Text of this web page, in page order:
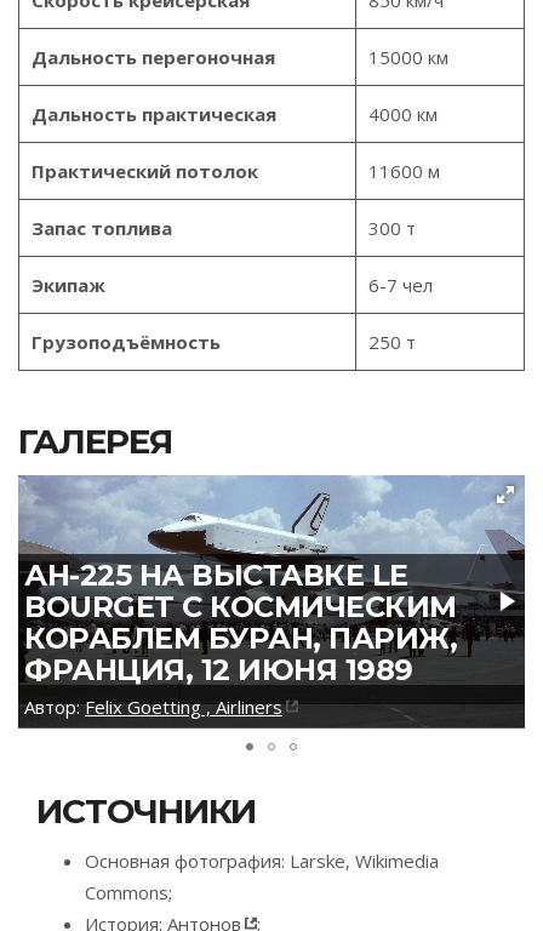
Дальность перегоночная 15000 км
Дальность практическая 4000 км
Практический потолок 11600 м
Запас топлива 300 т
Экипаж 6-7 чел
Грузоподъёмность 250 т
ГАЛЕРЕЯ
АН-225 НА ВЫСТАВКЕ LE
BOURGET С КОСМИЧЕСКИМ
КОРАБЛЕМ БУРАН, ПАРИЖ,
ФРАНЦИЯ, 12 ИЮНЯ 1989
Автор:Felix Goetting , Airliners
ИСТОЧНИКИ
Основная фотография: Larske, Wikimedia
Commons;
История: Антонов ;